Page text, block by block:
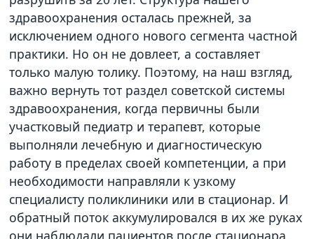
здравоохранения осталась прежней, за
исключением одного нового сегмента частной
практики. Но он не довлеет, а составляет
только малую толику. Поэтому, на наш взгляд,
важно вернуть тот раздел советской системы
здравоохранения, когда первичны были
участковый педиатр и терапевт, которые
выполняли лечебную и диагностическую
работу в пределах своей компетенции, а при
необходимости направляли к узкому
специалисту поликлиники или в стационар. И
обратный поток аккумулировался в их же руках
они наблюдали пациентов после стационара.